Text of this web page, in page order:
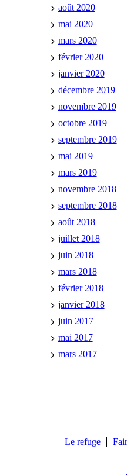
août 2020
mai 2020
mars 2020
février 2020
janvier 2020
décembre 2019
novembre 2019
octobre 2019
septembre 2019
mai 2019
mars 2019
novembre 2018
septembre 2018
août 2018
juillet 2018
juin 2018
mars 2018
février 2018
janvier 2018
juin 2017
mai 2017
mars 2017
Le refuge